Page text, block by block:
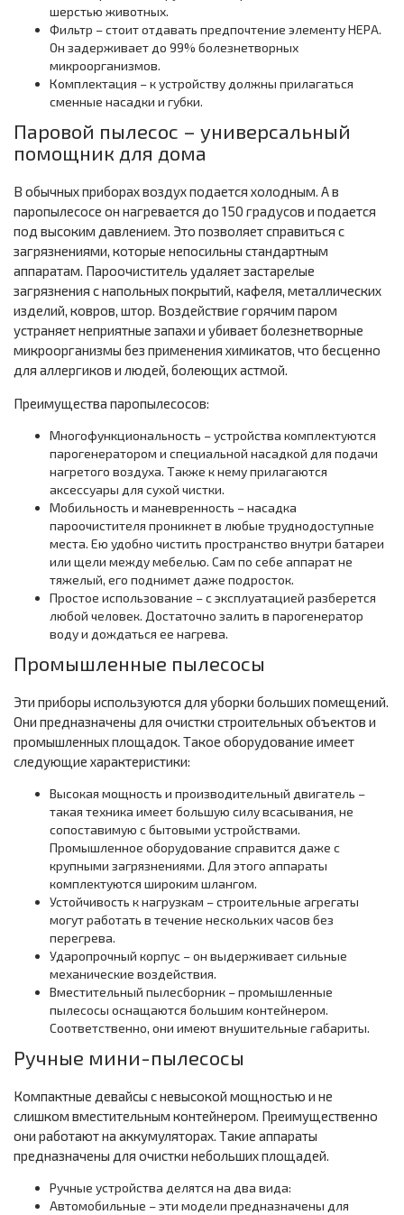
шерстью животных.
Фильтр – стоит отдавать предпочтение элементу HEPA.
Он задерживает до 99% болезнетворных
микроорганизмов.
Комплектация – к устройству должны прилагаться
сменные насадки и губки.
Паровой пылесос – универсальный
помощник для дома
В обычных приборах воздух подается холодным. А в
паропылесосе он нагревается до 150 градусов и подается
под высоким давлением. Это позволяет справиться с
загрязнениями, которые непосильны стандартным
аппаратам. Пароочиститель удаляет застарелые
загрязнения с напольных покрытий, кафеля, металлических
изделий, ковров, штор. Воздействие горячим паром
устраняет неприятные запахи и убивает болезнетворные
микроорганизмы без применения химикатов, что бесценно
для аллергиков и людей, болеющих астмой.
Преимущества паропылесосов:
Многофункциональность – устройства комплектуются
парогенератором и специальной насадкой для подачи
нагретого воздуха. Также к нему прилагаются
аксессуары для сухой чистки.
Мобильность и маневренность – насадка
пароочистителя проникнет в любые труднодоступные
места. Ею удобно чистить пространство внутри батареи
или щели между мебелью. Сам по себе аппарат не
тяжелый, его поднимет даже подросток.
Простое использование – с эксплуатацией разберется
любой человек. Достаточно залить в парогенератор
воду и дождаться ее нагрева.
Промышленные пылесосы
Эти приборы используются для уборки больших помещений.
Они предназначены для очистки строительных объектов и
промышленных площадок. Такое оборудование имеет
следующие характеристики:
Высокая мощность и производительный двигатель –
такая техника имеет большую силу всасывания, не
сопоставимую с бытовыми устройствами.
Промышленное оборудование справится даже с
крупными загрязнениями. Для этого аппараты
комплектуются широким шлангом.
Устойчивость к нагрузкам – строительные агрегаты
могут работать в течение нескольких часов без
перегрева.
Ударопрочный корпус – он выдерживает сильные
механические воздействия.
Вместительный пылесборник – промышленные
пылесосы оснащаются большим контейнером.
Соответственно, они имеют внушительные габариты.
Ручные мини-пылесосы
Компактные девайсы с невысокой мощностью и не
слишком вместительным контейнером. Преимущественно
они работают на аккумуляторах. Такие аппараты
предназначены для очистки небольших площадей.
Ручные устройства делятся на два вида:
Автомобильные – эти модели предназначены для